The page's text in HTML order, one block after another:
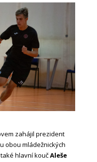
zahájil prezident
obou mládežnických
hlavní koučAleše